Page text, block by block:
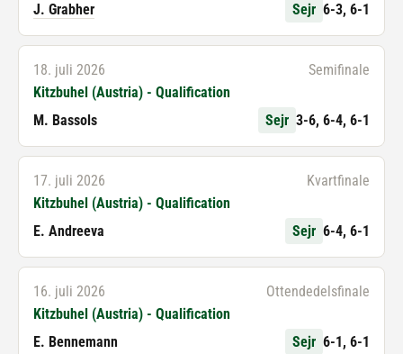
J. Grabher
Sejr 6-3, 6-1
18. juli 2026
Semifinale
Kitzbuhel (Austria) - Qualification
M. Bassols
Sejr 3-6, 6-4, 6-1
17. juli 2026
Kvartfinale
Kitzbuhel (Austria) - Qualification
E. Andreeva
Sejr 6-4, 6-1
16. juli 2026
Ottendedelsfinale
Kitzbuhel (Austria) - Qualification
E. Bennemann
Sejr 6-1, 6-1